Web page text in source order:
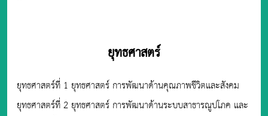
ยุทธศาสตร์
ยุทธศาสตร์ที่ 1 ยุทธศาสตร์ การพัฒนาด้านคุณภาพชีวิตและสังคม
ยุทธศาสตร์ที่ 2 ยุทธศาสตร์ การพัฒนาด้านระบบสาธารณูปโภค และ